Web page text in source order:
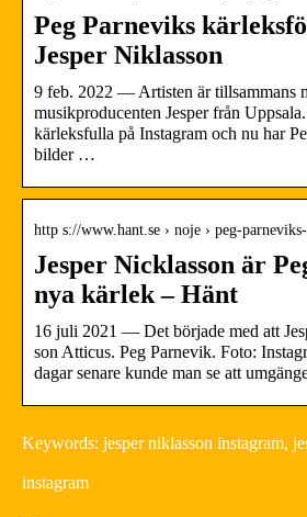
Peg Parneviks
Jesper Niklasson
9 feb. 2022 — Artisten är tillsammans
musikproducenten Jesper från
kärleksfulla på Instagram och nu har
bilder …
http s://www.hant.se › noje › peg-
Jesper Nicklasson är
nya kärlek – Hänt
16 juli 2021 — Det började med att
son Atticus. Peg Parnevik. Foto:
dagar senare kunde man se att
Keywords: jesper niklasson instagram,
instagram